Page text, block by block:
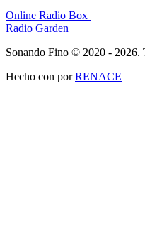
Online Radio Box
Radio Garden
Sonando Fino © 2020 - 2026.
Hecho con porRENACE